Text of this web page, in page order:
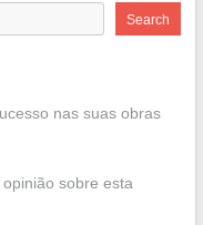
Search
nas suas obras
sobre esta